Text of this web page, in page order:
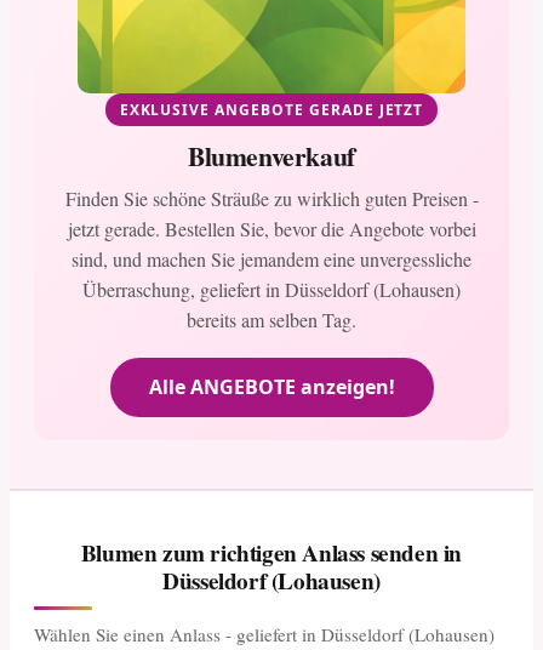
EXKLUSIVE ANGEBOTE GERADE JETZT
Blumenverkauf
Finden Sie schöne Sträuße zu wirklich guten Preisen -
jetzt gerade. Bestellen Sie, bevor die Angebote vorbei
sind, und machen Sie jemandem eine unvergessliche
Überraschung, geliefert in Düsseldorf (Lohausen)
bereits am selben Tag.
Alle ANGEBOTE anzeigen!
Blumen zum richtigen Anlass senden in
Düsseldorf (Lohausen)
Wählen Sie einen Anlass - geliefert in Düsseldorf (Lohausen)